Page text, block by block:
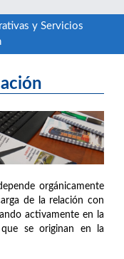
y Servicios
orgánicamente
de la relación con
activamente en la
se originan en la